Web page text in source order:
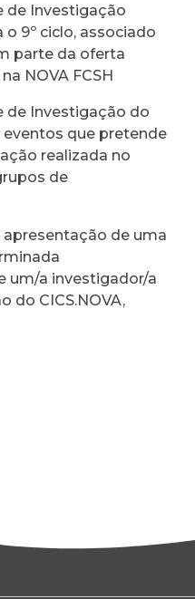
de Investigação
o 9º ciclo, associado
parte da oferta
NOVA FCSH
de Investigação do
eventos que pretende
realizada no
de
de uma
um/a investigador/a
do CICS.NOVA,